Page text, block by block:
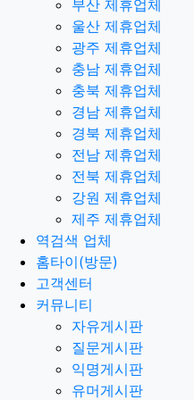
부산 제휴업체
울산 제휴업체
광주 제휴업체
충남 제휴업체
충북 제휴업체
경남 제휴업체
경북 제휴업체
전남 제휴업체
전북 제휴업체
강원 제휴업체
제주 제휴업체
역검색 업체
홈타이(방문)
고객센터
커뮤니티
자유게시판
질문게시판
익명게시판
유머게시판